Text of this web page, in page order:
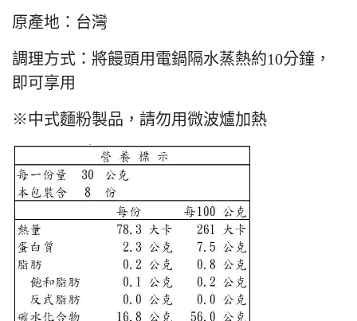
原產地：台灣
調理方式：將饅頭用電鍋隔水蒸熱約10分鐘，
即可享用
※中式麵粉製品，請勿用微波爐加熱